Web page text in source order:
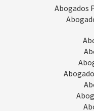
Abogados